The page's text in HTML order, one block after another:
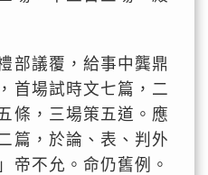
部議覆，給事中龔鼎
首場試時文七篇，二
條，三場策五道。應
篇，於論、表、判外
帝不允。命仍舊例。